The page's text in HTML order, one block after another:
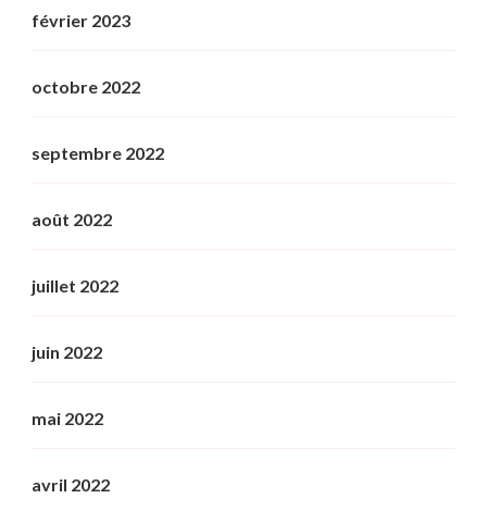
février 2023
octobre 2022
septembre 2022
août 2022
juillet 2022
juin 2022
mai 2022
avril 2022